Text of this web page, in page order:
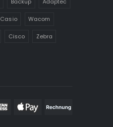
Backup Adaptec
Casio Wacom
Cisco Zebra